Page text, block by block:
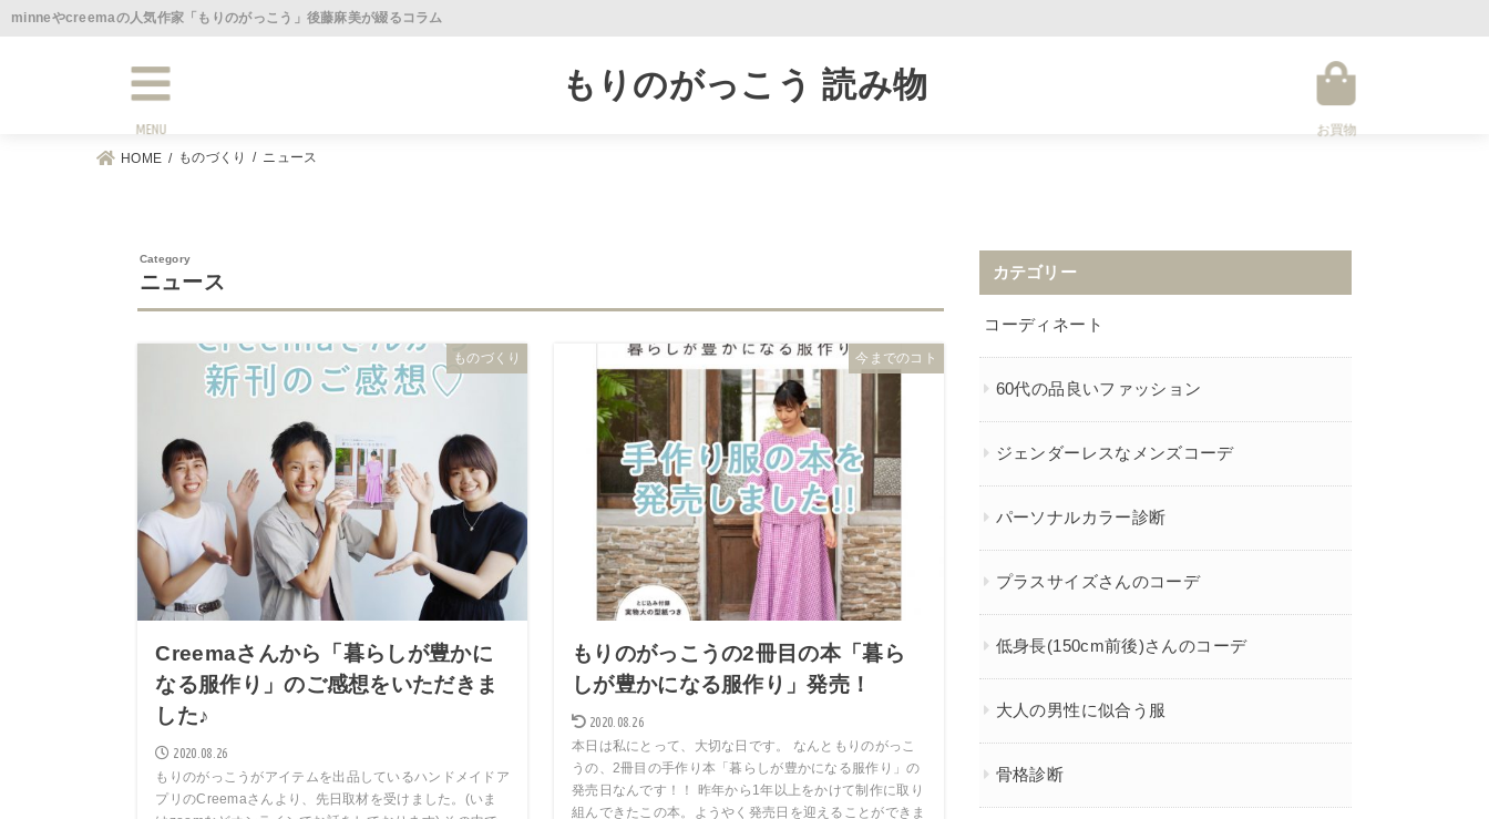
minneやcreemaの人気作家「もりのがっこう」後藤麻美が綴るコラム
もりのがっこう 読み物
お買物
MENU
HOME ものづくり ニュース
ニュース
ものづくり
Creemaさんから「暮らしが豊かに
なる服作り」のご感想をいただきま
した♪
2020.08.26
もりのがっこうがアイテムを出品しているハンドメイドア
プリのCreemaさんより、先日取材を受けました。(いま
今までのコト
もりのがっこうの2冊目の本「暮ら
しが豊かになる服作り」発売！
2020.08.26
本日は私にとって、大切な日です。 なんともりのがっこ
うの、2冊目の手作り本「暮らしが豊かになる服作り」の
発売日なんです！！ 昨年から1年以上をかけて制作に取り
組んできたこの本。ようやく発売日を迎えることができま
カテゴリー
コーディネート
60代の品良いファッション
ジェンダーレスなメンズコーデ
パーソナルカラー診断
プラスサイズさんのコーデ
低身長(150cm前後)さんのコーデ
大人の男性に似合う服
骨格診断